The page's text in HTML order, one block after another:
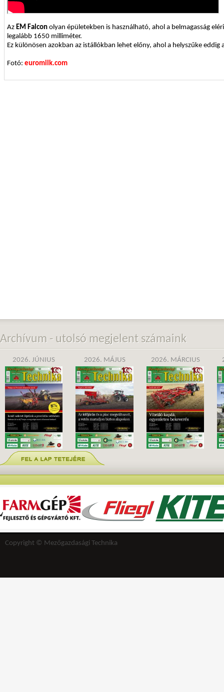
Az EM Falconolyan épületekben is használható, ahol a belmagasság
legalább 1650 milliméter.
Ez különösen azokban az istállókban lehet előny, ahol a helyszűke
Fotó: euromilk.com
Archívum - utolsó megjelent számaink
2026. JÚNIUS 2026. MÁJUS 2026. MÁRCIUS
Copyright © Mezőgazdasági Technika